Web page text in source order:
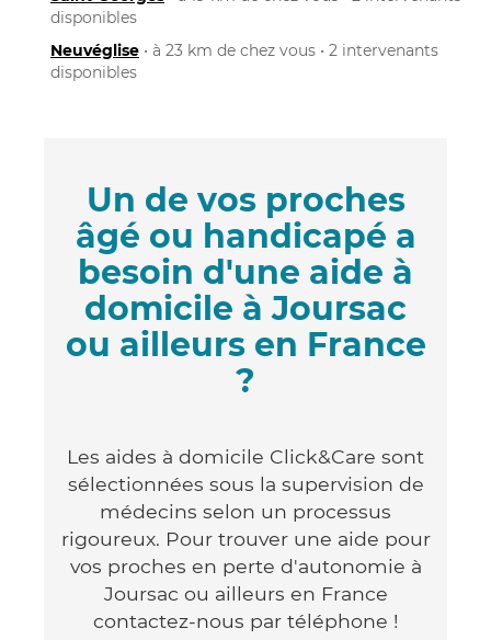
disponibles
Neuvéglise • à 23 km de chez vous • 2 intervenants
disponibles
Un de vos proches
âgé ou handicapé a
besoin d'une aide à
domicile à Joursac
ou ailleurs en France
?
Les aides à domicile Click&Care sont
sélectionnées sous la supervision de
médecins selon un processus
rigoureux. Pour trouver une aide pour
vos proches en perte d'autonomie à
Joursac ou ailleurs en France
contactez-nous par téléphone !